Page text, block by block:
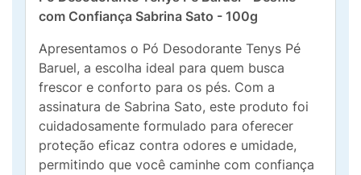
com Confiança Sabrina Sato - 100g
Apresentamos o Pó Desodorante Tenys Pé
Baruel, a escolha ideal para quem busca
frescor e conforto para os pés. Com a
assinatura de Sabrina Sato, este produto foi
cuidadosamente formulado para oferecer
proteção eficaz contra odores e umidade,
permitindo que você caminhe com confiança